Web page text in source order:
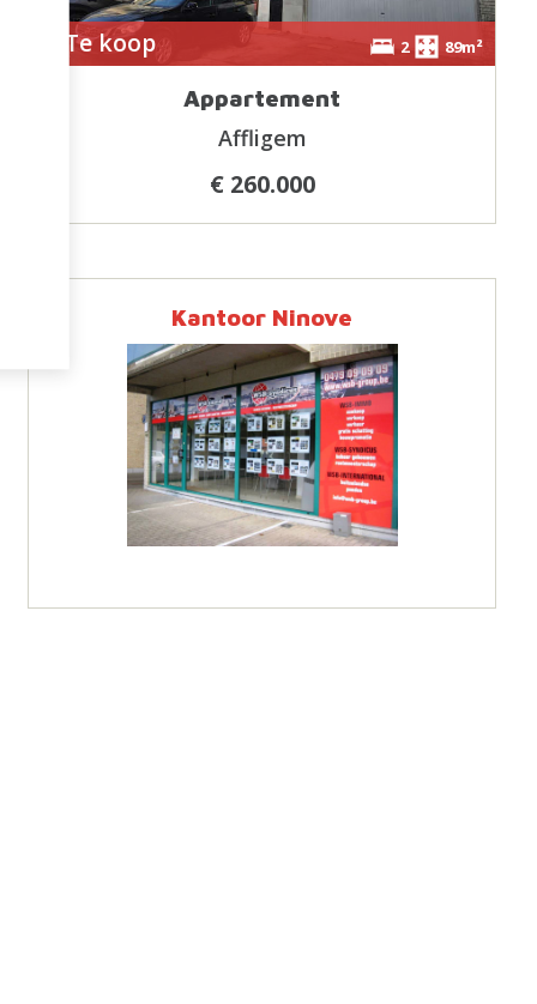
Te koop 2 89m²
Appartement
Affligem
€ 260.000
Kantoor Ninove